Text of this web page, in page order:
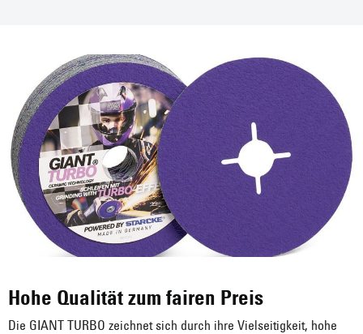
Hohe Qualität zum fairen Preis
Die GIANT TURBO zeichnet sich durch ihre Vielseitigkeit, hohe